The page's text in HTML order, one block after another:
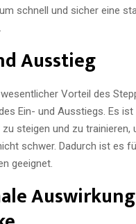
schnell und sicher eine
Ausstieg
Vorteil des
Ein- und Ausstiegs. Es
steigen und zu trainieren,
schwer. Dadurch ist es
geeignet.